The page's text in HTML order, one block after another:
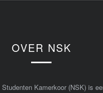
OVER NSK
Studenten Kamerkoor (NSK) is